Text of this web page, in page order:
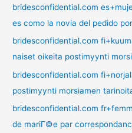
bridesconfidential.com
es como la novia del pedido
bridesconfidential.com
naiset oikeita postimyynti
bridesconfidential.com
postimyynti morsiamen
bridesconfidential.com
de mariГ©e par